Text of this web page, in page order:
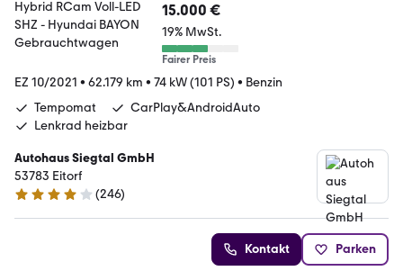
15.000 €
19% MwSt.
Fairer Preis
EZ 10/2021 • 62.179 km • 74 kW (101 PS) • Benzin
Tempomat
CarPlay&AndroidAuto
Lenkrad heizbar
Autohaus Siegtal GmbH
53783 Eitorf
4.1 Sterne
(246)
Kontakt Parken